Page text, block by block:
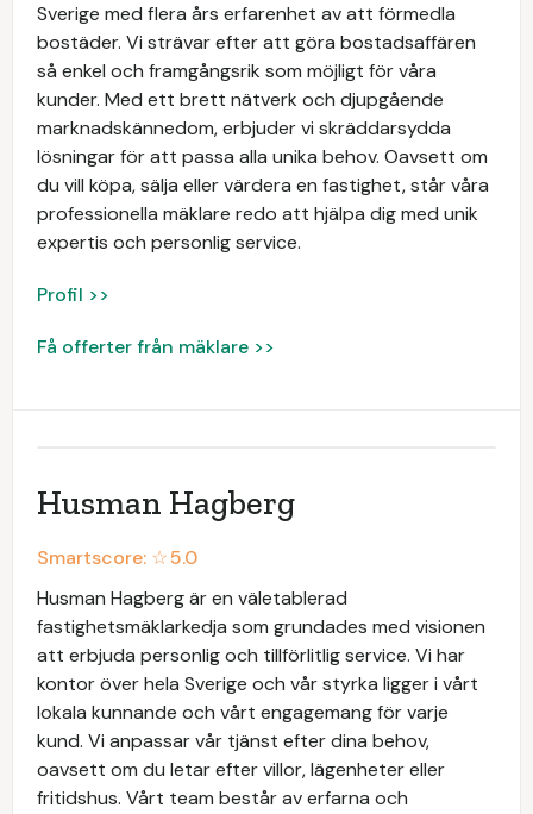
Sverige med flera års erfarenhet av att förmedla
bostäder. Vi strävar efter att göra bostadsaffären
så enkel och framgångsrik som möjligt för våra
kunder. Med ett brett nätverk och djupgående
marknadskännedom, erbjuder vi skräddarsydda
lösningar för att passa alla unika behov. Oavsett om
du vill köpa, sälja eller värdera en fastighet, står våra
professionella mäklare redo att hjälpa dig med unik
expertis och personlig service.
Profil >>
Få offerter från mäklare >>
Husman Hagberg
Smartscore: ☆5.0
Husman Hagberg är en väletablerad
fastighetsmäklarkedja som grundades med visionen
att erbjuda personlig och tillförlitlig service. Vi har
kontor över hela Sverige och vår styrka ligger i vårt
lokala kunnande och vårt engagemang för varje
kund. Vi anpassar vår tjänst efter dina behov,
oavsett om du letar efter villor, lägenheter eller
fritidshus. Vårt team består av erfarna och